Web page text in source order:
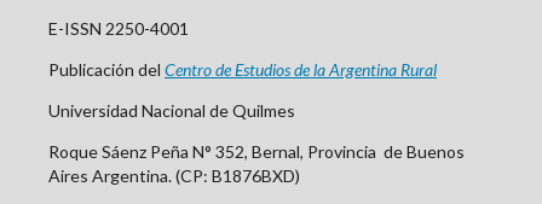
E-ISSN 2250-4001
Publicación del Centrode Estudios de la Argentina Rural
Universidad Nacional de Quilmes
Roque Sáenz Peña N° 352, Bernal, Provincia de Buenos
Aires Argentina. (CP: B1876BXD)